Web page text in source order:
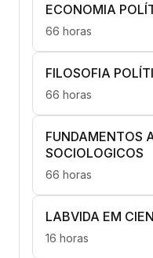
ECONOMIA
66 horas
FILOSOFIA
66 horas
FUNDAMENTOS
SOCIOLOGICOS
66 horas
LABVIDA EM
16 horas